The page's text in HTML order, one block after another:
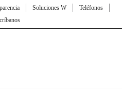
Soluciones W
Teléfonos